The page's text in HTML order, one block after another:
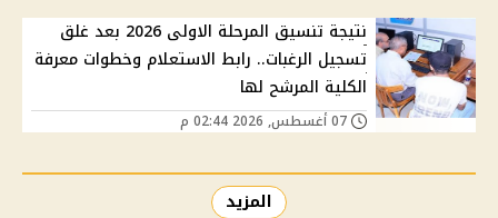
نتيجة تنسيق المرحلة الاولى 2026 بعد غلق
تسجيل الرغبات.. رابط الاستعلام وخطوات معرفة
الكلية المرشح لها
المزيد